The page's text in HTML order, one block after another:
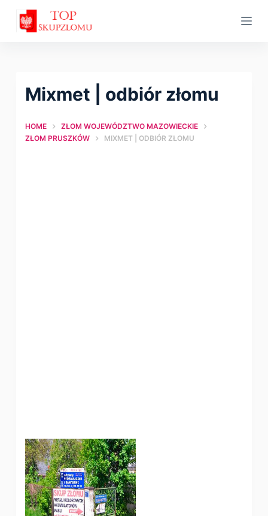
Mixmet | odbiór złomu
HOME
ZŁOM WOJEWÓDZTWO MAZOWIECKIE
ZŁOM PRUSZKÓW
MIXMET | ODBIÓR ZŁOMU